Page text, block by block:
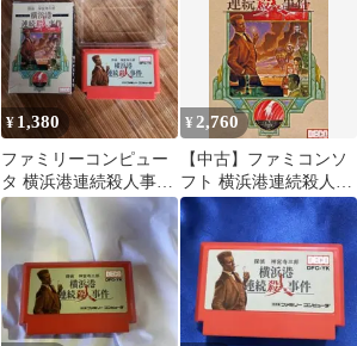
¥ 1,380
ファミリーコンピュー
タ 横浜港連続殺人事件
ケース有り
¥ 2,760
【中古】ファミコンソ
フト 横浜港連続殺人事
件